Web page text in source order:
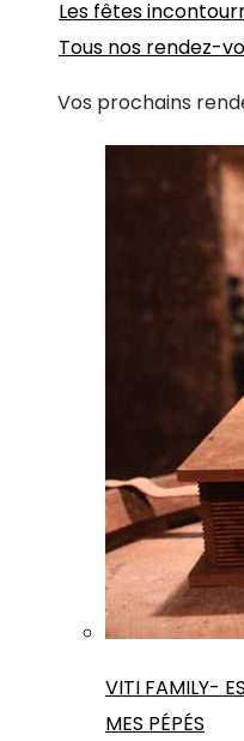
Les fêtes
Tous nos rendez-
Vos prochains
VITI FAMILY-
MES PÉPÉS